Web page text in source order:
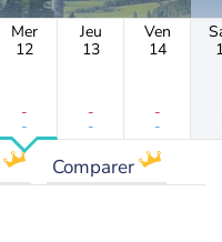
Mer
12
-
-
Jeu
13
-
-
Ven
14
-
-
Comparer